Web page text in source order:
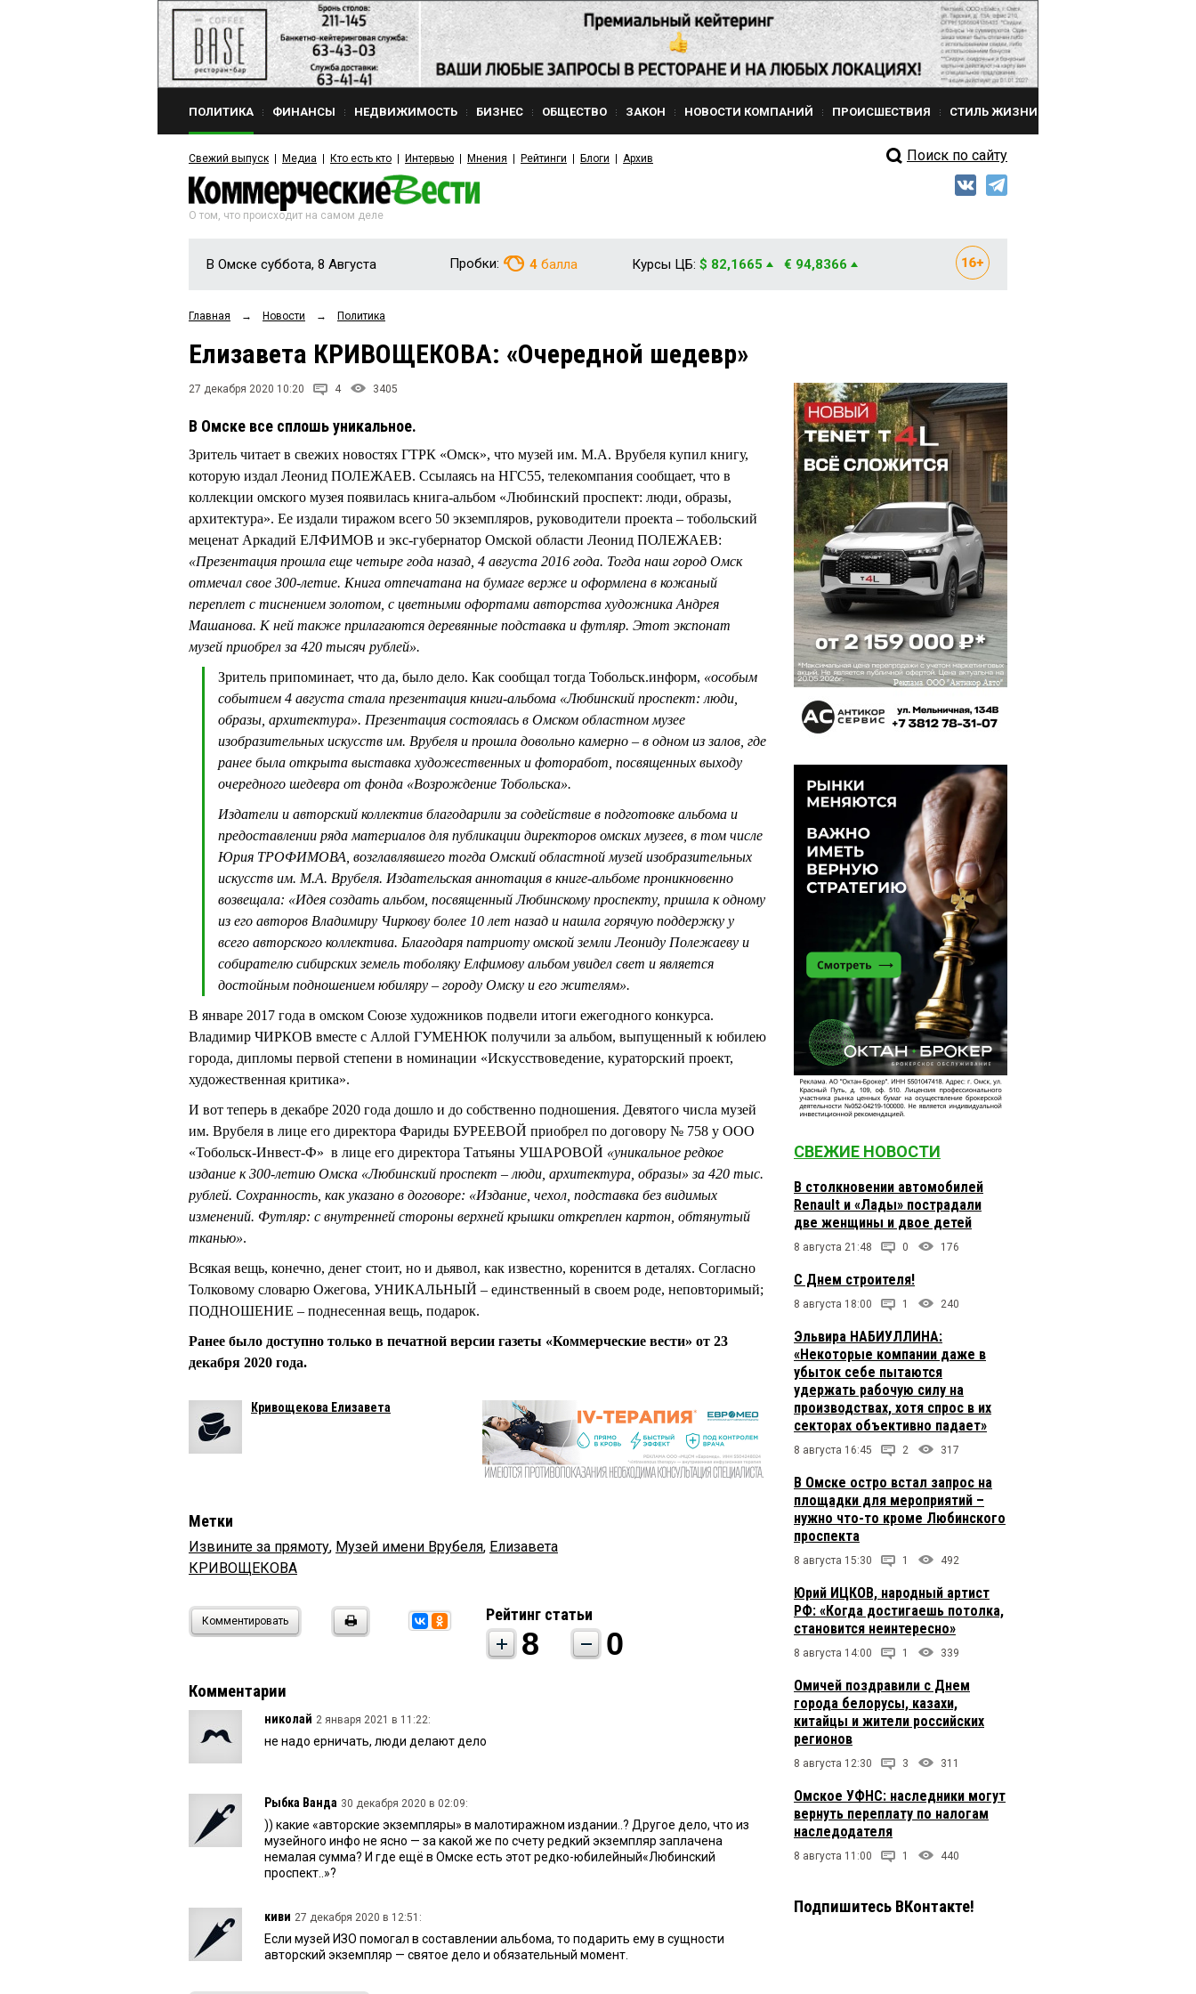
ПОЛИТИКА ФИНАНСЫ НЕДВИЖИМОСТЬ БИЗНЕС ОБЩЕСТВО ЗАКОН НОВОСТИ КОМПАНИЙ ПРОИСШЕСТВИЯ СТИЛЬ ЖИЗНИ
Свежий выпуск Медиа Кто есть кто Интервью Мнения Рейтинги Блоги Архив Поиск по сайту
О том, что происходит на самом деле
В Омске суббота, 8 Августа Пробки: 4 балла Курсы ЦБ: $ 82,1665 € 94,8366
Главная → Новости → Политика
Елизавета КРИВОЩЕКОВА: «Очередной шедевр»
27 декабря 2020 10:20 4 3405
В Омске все сплошь уникальное.
Зритель читает в свежих новостях ГТРК «Омск», что музей им. М.А. Врубеля купил книгу,
которую издал Леонид ПОЛЕЖАЕВ. Ссылаясь на НГС55, телекомпания сообщает, что в
коллекции омского музея появилась книга-альбом «Любинский проспект: люди, образы,
архитектура». Ее издали тиражом всего 50 экземпляров, руководители проекта – тобольский
меценат Аркадий ЕЛФИМОВ и экс-губернатор Омской области Леонид ПОЛЕЖАЕВ:
«Презентация прошла еще четыре года назад, 4 августа 2016 года. Тогда наш город Омск
отмечал свое 300-летие. Книга отпечатана на бумаге верже и оформлена в кожаный
переплет с тиснением золотом, с цветными офортами авторства художника Андрея
Машанова. К ней также прилагаются деревянные подставка и футляр. Этот экспонат
музей приобрел за 420 тысяч рублей».
Зритель припоминает, что да, было дело. Как сообщал тогда Тобольск.информ, «особым
событием 4 августа стала презентация книги-альбома «Любинский проспект: люди,
образы, архитектура». Презентация состоялась в Омском областном музее
изобразительных искусств им. Врубеля и прошла довольно камерно – в одном из залов, где
ранее была открыта выставка художественных и фоторабот, посвященных выходу
очередного шедевра от фонда «Возрождение Тобольска».
Издатели и авторский коллектив благодарили за содействие в подготовке альбома и
предоставлении ряда материалов для публикации директоров омских музеев, в том числе
Юрия ТРОФИМОВА, возглавлявшего тогда Омский областной музей изобразительных
искусств им. М.А. Врубеля. Издательская аннотация в книге-альбоме проникновенно
возвещала: «Идея создать альбом, посвященный Любинскому проспекту, пришла к одному
из его авторов Владимиру Чиркову более 10 лет назад и нашла горячую поддержку у
всего авторского коллектива. Благодаря патриоту омской земли Леониду Полежаеву и
собирателю сибирских земель тоболяку Елфимову альбом увидел свет и является
достойным подношением юбиляру – городу Омску и его жителям».
В январе 2017 года в омском Союзе художников подвели итоги ежегодного конкурса.
Владимир ЧИРКОВ вместе с Аллой ГУМЕНЮК получили за альбом, выпущенный к юбилею
города, дипломы первой степени в номинации «Искусствоведение, кураторский проект,
художественная критика».
И вот теперь в декабре 2020 года дошло и до собственно подношения. Девятого числа музей
им. Врубеля в лице его директора Фариды БУРЕЕВОЙ приобрел по договору № 758 у ООО
«Тобольск-Инвест-Ф» в лице его директора Татьяны УШАРОВОЙ «уникальное редкое
издание к 300-летию Омска «Любинский проспект – люди, архитектура, образы» за 420 тыс.
рублей. Сохранность, как указано в договоре: «Издание, чехол, подставка без видимых
изменений. Футляр: с внутренней стороны верхней крышки откреплен картон, обтянутый
тканью».
Всякая вещь, конечно, денег стоит, но и дьявол, как известно, коренится в деталях. Согласно
Толковому словарю Ожегова, УНИКАЛЬНЫЙ – единственный в своем роде, неповторимый;
ПОДНОШЕНИЕ – поднесенная вещь, подарок.
Ранее было доступно только в печатной версии газеты «Коммерческие вести» от 23
декабря 2020 года.
Кривощекова Елизавета
Метки
Извините за прямоту, Музей имени Врубеля, Елизавета
КРИВОЩЕКОВА
Комментировать Рейтинг статьи
8 0
Комментарии
николай 2 января 2021 в 11:22:
не надо ерничать, люди делают дело
Рыбка Ванда 30 декабря 2020 в 02:09:
)) какие «авторские экземпляры» в малотиражном издании..? Другое дело, что из
музейного инфо не ясно — за какой же по счету редкий экземпляр заплачена
немалая сумма? И где ещё в Омске есть этот редко-юбилейный«Любинский
проспект..»?
киви 27 декабря 2020 в 12:51:
Если музей ИЗО помогал в составлении альбома, то подарить ему в сущности
авторский экземпляр — святое дело и обязательный момент.
СВЕЖИЕ НОВОСТИ
В столкновении автомобилей
Renault и «Лады» пострадали
две женщины и двое детей
8 августа 21:48 0 176
С Днем строителя!
8 августа 18:00 1 240
Эльвира НАБИУЛЛИНА:
«Некоторые компании даже в
убыток себе пытаются
удержать рабочую силу на
производствах, хотя спрос в их
секторах объективно падает»
8 августа 16:45 2 317
В Омске остро встал запрос на
площадки для мероприятий –
нужно что-то кроме Любинского
проспекта
8 августа 15:30 1 492
Юрий ИЦКОВ, народный артист
РФ: «Когда достигаешь потолка,
становится неинтересно»
8 августа 14:00 1 339
Омичей поздравили с Днем
города белорусы, казахи,
китайцы и жители российских
регионов
8 августа 12:30 3 311
Омское УФНС: наследники могут
вернуть переплату по налогам
наследодателя
8 августа 11:00 1 440
Подпишитесь ВКонтакте!